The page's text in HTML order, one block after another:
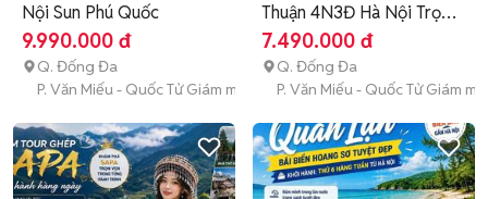
Nội Sun Phú Quốc
9.990.000 đ
Q. Đống Đa
P. Văn Miếu - Quốc Tử Giám mới
Thuận 4N3Đ Hà Nội Trọn
gói
7.490.000 đ
Q. Đống Đa
P. Văn Miếu - Quốc Tử Giám mới